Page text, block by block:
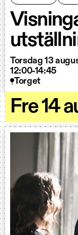
Torsdag 13
12:00-14:45
Torget
Fre 14